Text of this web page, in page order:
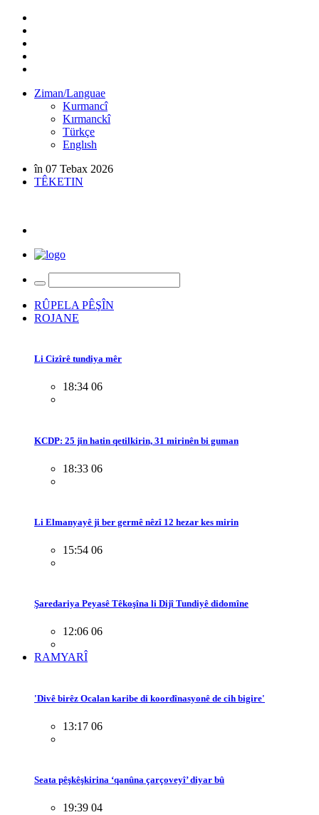
Ziman/Languae
Kurmancî
Kırmanckî
Türkçe
Englısh
în 07 Tebax 2026
TÊKETIN
RÛPELA PÊŞÎN
ROJANE
Li Cizîrê tundiya mêr
18:34 06
KCDP: 25 jin hatin qetilkirin, 31 mirinên bi guman
18:33 06
Li Elmanyayê ji ber germê nêzî 12 hezar kes mirin
15:54 06
Şaredariya Peyasê Têkoşîna li Dijî Tundiyê didomîne
12:06 06
RAMYARÎ
'Divê birêz Ocalan karibe di koordînasyonê de cih bigire'
13:17 06
Seata pêşkêşkirina ‘qanûna çarçoveyî’ diyar bû
19:39 04